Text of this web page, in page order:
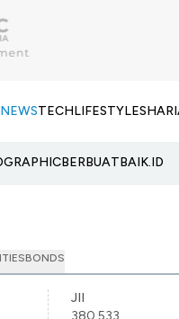
NEWSTECHLIFESTYLE
BERBUATBAIK.ID
BONDS
JII
380.533